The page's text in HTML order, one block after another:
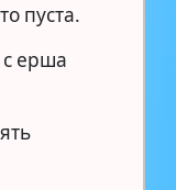
пуста.
ерша